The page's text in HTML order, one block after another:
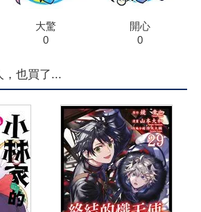
大驚
0
開心
0
，也買了...